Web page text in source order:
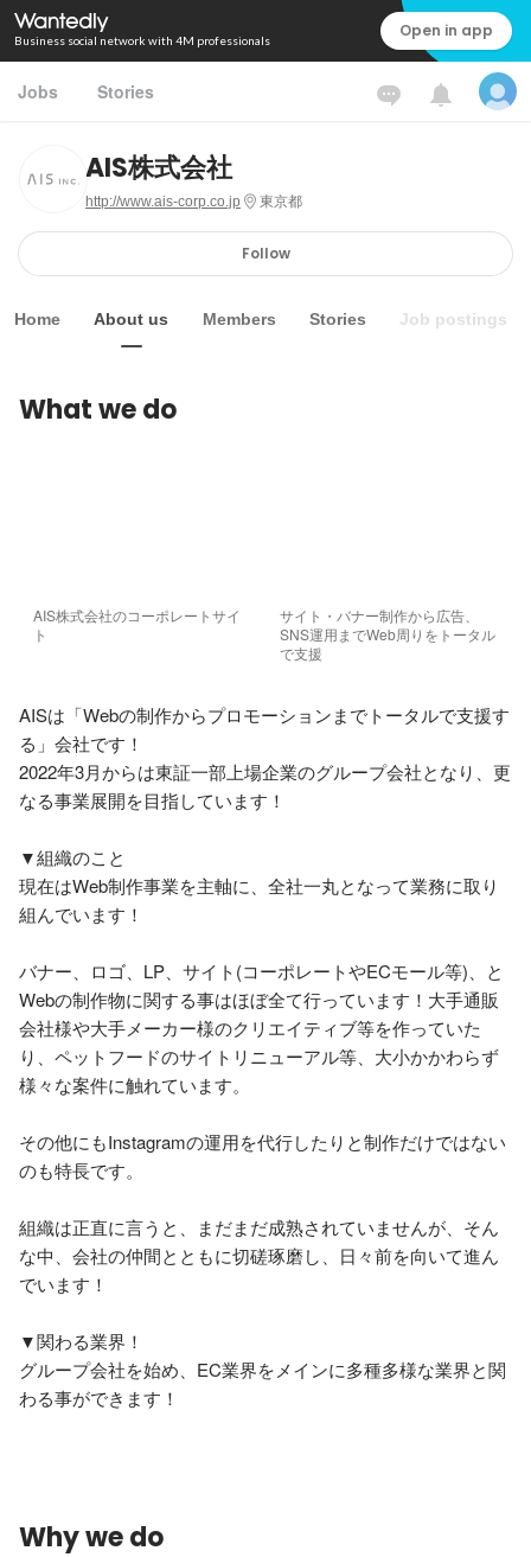
Business social network with 4M professionals Open in app
Jobs Stories
AIS株式会社
http://www.ais-corp.co.jp 東京都
Follow
Home About us Members Stories Job postings
What we do
AIS株式会社のコーポレートサイ
ト
サイト・バナー制作から広告、
SNS運用までWeb周りをトータル
で支援
AISは「Webの制作からプロモーションまでトータルで支援す
る」会社です！
2022年3月からは東証一部上場企業のグループ会社となり、更
なる事業展開を目指しています！
▼組織のこと
現在はWeb制作事業を主軸に、全社一丸となって業務に取り
組んでいます！
バナー、ロゴ、LP、サイト(コーポレートやECモール等)、と
Webの制作物に関する事はほぼ全て行っています！大手通販
会社様や大手メーカー様のクリエイティブ等を作っていた
り、ペットフードのサイトリニューアル等、大小かかわらず
様々な案件に触れています。
その他にもInstagramの運用を代行したりと制作だけではない
のも特長です。
組織は正直に言うと、まだまだ成熟されていませんが、そん
な中、会社の仲間とともに切磋琢磨し、日々前を向いて進ん
でいます！
▼関わる業界！
グループ会社を始め、EC業界をメインに多種多様な業界と関
わる事ができます！
Why we do